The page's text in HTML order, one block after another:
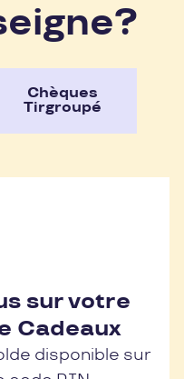
Chèques
Tirgroupé
sur votre
Cadeaux
disponible sur